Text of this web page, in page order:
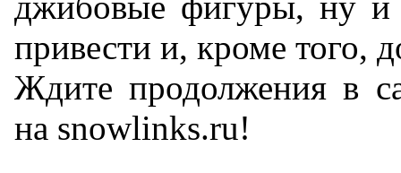
привести и, кроме того,
Ждите продолжения в
на snowlinks.ru!